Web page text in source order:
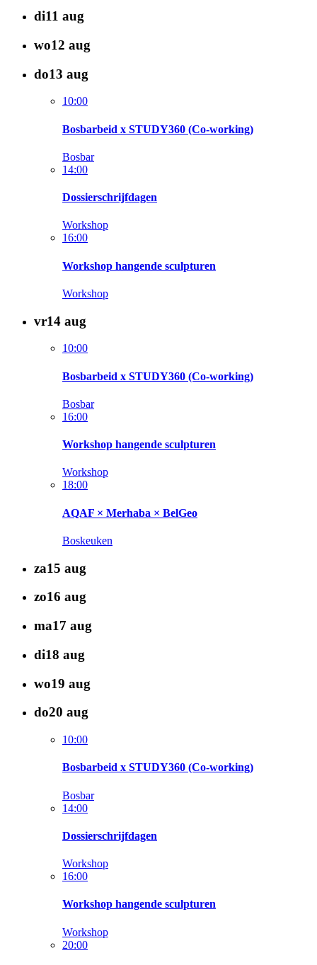
di11 aug
wo12 aug
do13 aug
10:00
Bosbarbeid x STUDY360 (Co-working)
Bosbar
14:00
Dossierschrijfdagen
Workshop
16:00
Workshop hangende sculpturen
Workshop
vr14 aug
10:00
Bosbarbeid x STUDY360 (Co-working)
Bosbar
16:00
Workshop hangende sculpturen
Workshop
18:00
AQAF × Merhaba × BelGeo
Boskeuken
za15 aug
zo16 aug
ma17 aug
di18 aug
wo19 aug
do20 aug
10:00
Bosbarbeid x STUDY360 (Co-working)
Bosbar
14:00
Dossierschrijfdagen
Workshop
16:00
Workshop hangende sculpturen
Workshop
20:00